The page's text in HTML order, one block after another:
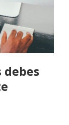
debes